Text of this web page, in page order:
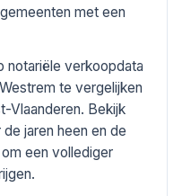
met een
notariële verkoopdata
te vergelijken
Vlaanderen. Bekijk
jaren heen en de
een vollediger